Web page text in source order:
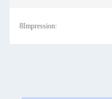
8Impression: